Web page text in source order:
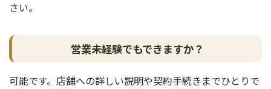
さい。
営業未経験でもできますか？
可能です。店舗への詳しい説明や契約手続きまでひとりで